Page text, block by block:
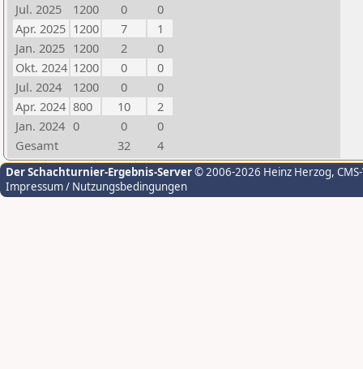
Jul. 2025
1200 0
0
Apr. 2025 1200 7
1
Jan. 2025 1200 2
0
Okt. 2024 1200 0
0
Jul. 2024
1200 0
0
Apr. 2024 800 10
2
Jan. 2024 0 0
0
Gesamt
32 4
Der Schachturnier-Ergebnis-Server© 2006-2026 Heinz Herzog,
Impressum / Nutzungsbedingungen